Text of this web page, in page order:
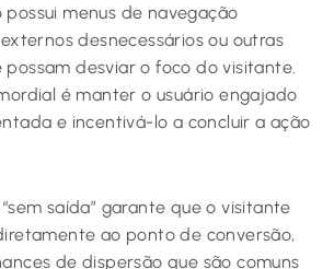
menus de navegação
desnecessários ou outras
possam desviar o foco do visitante.
é manter o usuário engajado
e incentivá-lo a concluir a ação
saída” garante que o visitante
ao ponto de conversão,
de dispersão que são comuns